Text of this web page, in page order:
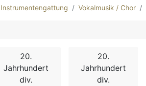
Vokalmusik / Chor
20.
Jahrhundert
div.
20.
Jahrhundert
div.